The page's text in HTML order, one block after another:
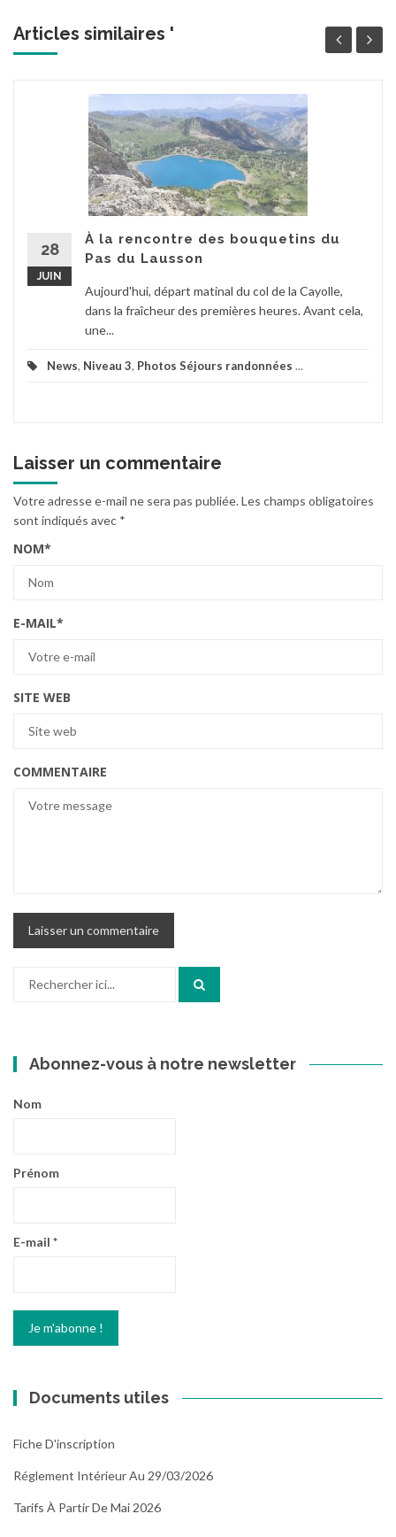
Articles similaires '
28
JUIN
À la rencontre des bouquetins du
Pas du Lausson
Aujourd'hui, départ matinal du col de la Cayolle,
dans la fraîcheur des premières heures. Avant cela,
une...
News, Niveau 3, Photos Séjours randonnées ...
Laisser un commentaire
Votre adresse e-mail ne sera pas publiée.Les champs obligatoires
sont indiqués avec *
NOM*
E-MAIL*
SITE WEB
COMMENTAIRE
Abonnez-vous à notre newsletter
Nom
Prénom
E-mail *
Documents utiles
Fiche D'inscription
Réglement Intérieur Au 29/03/2026
Tarifs À Partir De Mai 2026